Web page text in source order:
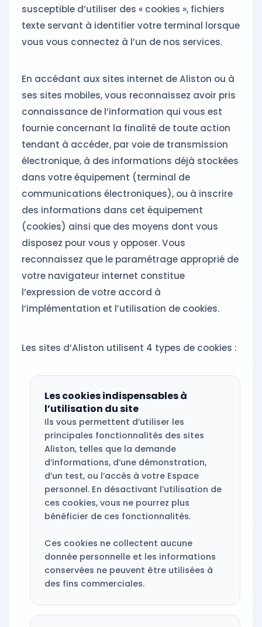
susceptible d’utiliser des « cookies », fichiers
texte servant à identifier votre terminal lorsque
vous vous connectez à l’un de nos services.
En accédant aux sites internet de Aliston ou à
ses sites mobiles, vous reconnaissez avoir pris
connaissance de l’information qui vous est
fournie concernant la finalité de toute action
tendant à accéder, par voie de transmission
électronique, à des informations déjà stockées
dans votre équipement (terminal de
communications électroniques), ou à inscrire
des informations dans cet équipement
(cookies) ainsi que des moyens dont vous
disposez pour vous y opposer. Vous
reconnaissez que le paramétrage approprié de
votre navigateur internet constitue
l’expression de votre accord à
l’implémentation et l’utilisation de cookies.
Les sites d’Aliston utilisent 4 types de cookies :
Les cookies indispensables à
l’utilisation du site
Ils vous permettent d’utiliser les
principales fonctionnalités des sites
Aliston, telles que la demande
d’informations, d’une démonstration,
d’un test, ou l’accès à votre Espace
personnel. En désactivant l’utilisation de
ces cookies, vous ne pourrez plus
bénéficier de ces fonctionnalités.
Ces cookies ne collectent aucune
donnée personnelle et les informations
conservées ne peuvent être utilisées à
des fins commerciales.